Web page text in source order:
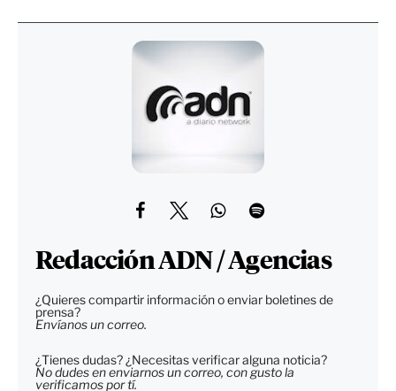
Redacción ADN / Agencias
¿Quieres compartir información o enviar boletines de
prensa?
Envíanos un correo.
¿Tienes dudas? ¿Necesitas verificar alguna noticia?
No dudes en enviarnos un correo, con gusto la
verificamos por tí.